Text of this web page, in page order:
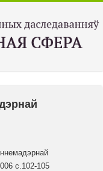
с.102-105